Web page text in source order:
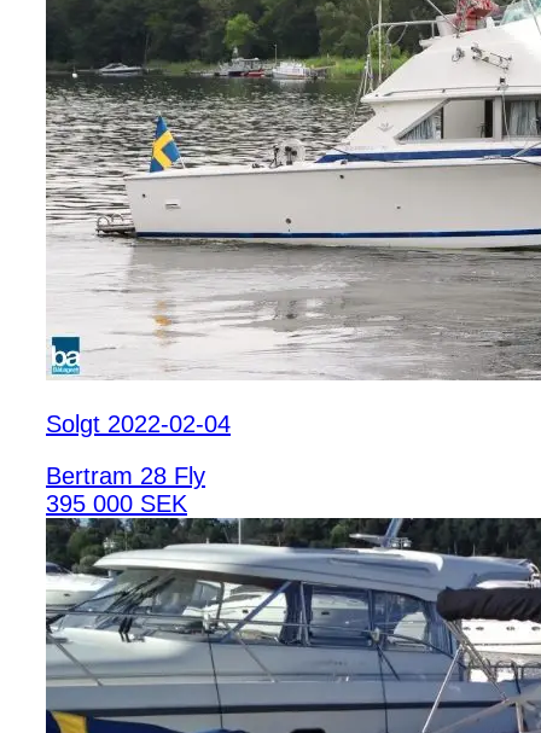
Solgt 2022-02-04
Bertram 28 Fly
395 000 SEK